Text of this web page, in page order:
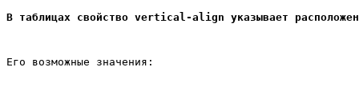
В таблицах свойство vertical-align указывает
Его возможные значения: